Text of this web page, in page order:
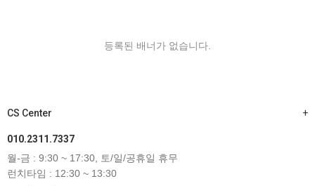
등록된 배너가 없습니다.
+
CS Center
010.2311.7337
월-금 : 9:30 ~ 17:30, 토/일/공휴일 휴무
런치타임 : 12:30 ~ 13:30